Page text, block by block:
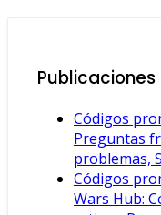
Códigos
Preguntas
problemas,
Códigos
Wars Hub: